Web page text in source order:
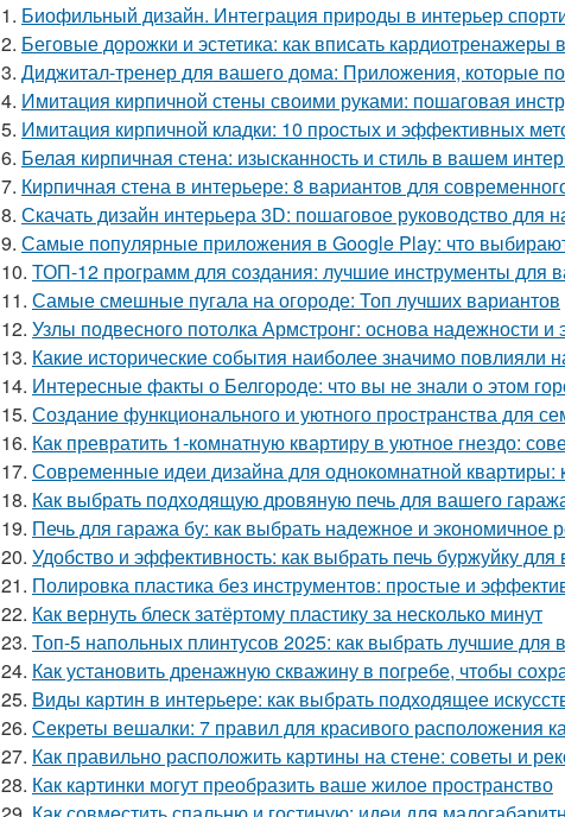
1. Биофильный дизайн. Интеграция природы в интерьер
2. Беговые дорожки и эстетика: как вписать кардиотренажеры
3. Диджитал-тренер для вашего дома: Приложения, которые
4. Имитация кирпичной стены своими руками: пошаговая
5. Имитация кирпичной кладки: 10 простых и эффективных
6. Белая кирпичная стена: изысканность и стиль в вашем
7. Кирпичная стена в интерьере: 8 вариантов для
8. Скачать дизайн интерьера 3D: пошаговое руководство для
9. Самые популярные приложения в Google Play: что
10. ТОП-12 программ для создания: лучшие инструменты для
11. Самые смешные пугала на огороде: Топ лучших вариантов
12. Узлы подвесного потолка Армстронг: основа надежности и
13. Какие исторические события наиболее значимо повлияли
14. Интересные факты о Белгороде: что вы не знали о этом
15. Создание функционального и уютного пространства для
16. Как превратить 1-комнатную квартиру в уютное гнездо:
17. Современные идеи дизайна для однокомнатной квартиры:
18. Как выбрать подходящую дровяную печь для вашего
19. Печь для гаража бу: как выбрать надежное и экономичное
20. Удобство и эффективность: как выбрать печь буржуйку
21. Полировка пластика без инструментов: простые и
22. Как вернуть блеск затёртому пластику за несколько минут
23. Топ-5 напольных плинтусов 2025: как выбрать лучшие для
24. Как установить дренажную скважину в погребе, чтобы
25. Виды картин в интерьере: как выбрать подходящее
26. Секреты вешалки: 7 правил для красивого расположения
27. Как правильно расположить картины на стене: советы и
28. Как картинки могут преобразить ваше жилое пространство